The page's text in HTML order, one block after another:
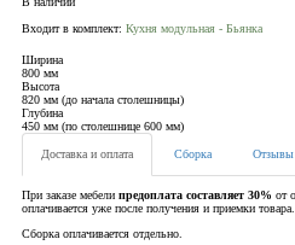
Входит в комплект: Кухня модульная - Бьянка
Ширина
800 мм
Высота
820 мм (до начала столешницы)
Глубина
450 мм (по столешнице 600 мм)
Доставка и оплата Сборка Отзывы
При заказе мебели предоплата составляет 30% от
оплачивается уже после получения и приемки товара.
Сборка оплачивается отдельно.